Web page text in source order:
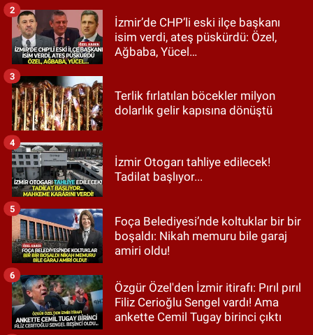
İzmir’de CHP’li eski ilçe başkanı
isim verdi, ateş püskürdü: Özel,
Ağbaba, Yücel…
2
Terlik fırlatılan böcekler milyon
dolarlık gelir kapısına dönüştü
3
İzmir Otogarı tahliye edilecek!
Tadilat başlıyor...
4
Foça Belediyesi’nde koltuklar bir bir
boşaldı: Nikah memuru bile garaj
amiri oldu!
5
Özgür Özel'den İzmir itirafı: Pırıl pırıl
Filiz Cerioğlu Sengel vardı! Ama
ankette Cemil Tugay birinci çıktı
6